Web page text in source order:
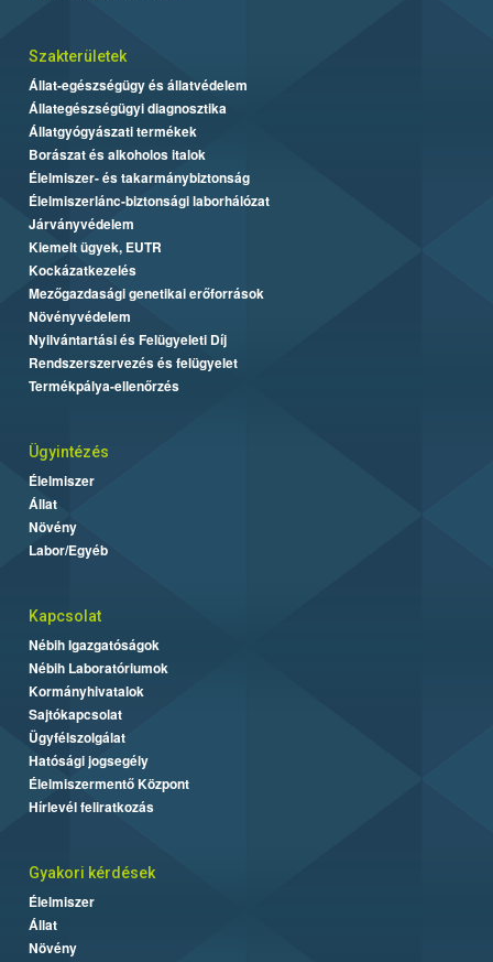
Szakterületek
Állat-egészségügy és állatvédelem
Állategészségügyi diagnosztika
Állatgyógyászati termékek
Borászat és alkoholos italok
Élelmiszer- és takarmánybiztonság
Élelmiszerlánc-biztonsági laborhálózat
Járványvédelem
Kiemelt ügyek, EUTR
Kockázatkezelés
Mezőgazdasági genetikai erőforrások
Növényvédelem
Nyilvántartási és Felügyeleti Díj
Rendszerszervezés és felügyelet
Termékpálya-ellenőrzés
Ügyintézés
Élelmiszer
Állat
Növény
Labor/Egyéb
Kapcsolat
Nébih Igazgatóságok
Nébih Laboratóriumok
Kormányhivatalok
Sajtókapcsolat
Ügyfélszolgálat
Hatósági jogsegély
Élelmiszermentő Központ
Hírlevél feliratkozás
Gyakori kérdések
Élelmiszer
Állat
Növény